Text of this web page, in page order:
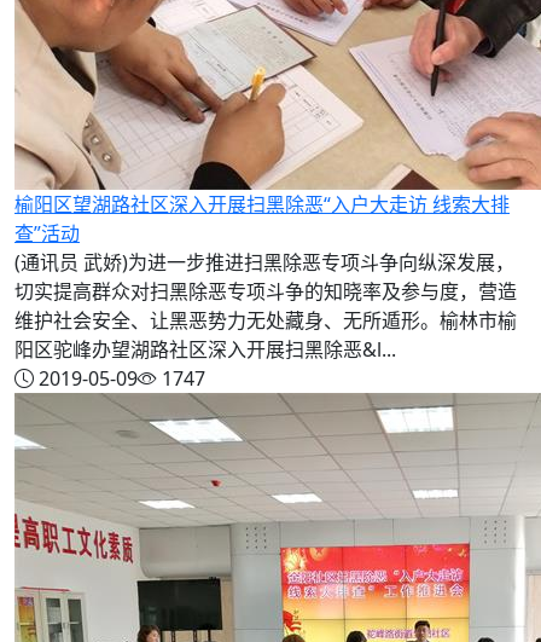
榆阳区望湖路社区深入开展扫黑除恶“入户大走访 线索大排
查”活动
(通讯员 武娇)为进一步推进扫黑除恶专项斗争向纵深发展，
切实提高群众对扫黑除恶专项斗争的知晓率及参与度，营造
维护社会安全、让黑恶势力无处藏身、无所遁形。榆林市榆
阳区驼峰办望湖路社区深入开展扫黑除恶&l...
2019-05-09
1747